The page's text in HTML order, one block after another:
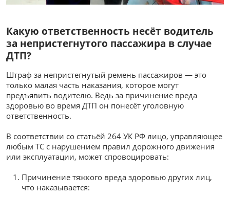
Какую ответственность несёт водитель
за непристегнутого пассажира в случае
ДТП?
Штраф за непристегнутый ремень пассажиров — это
только малая часть наказания, которое могут
предъявить водителю. Ведь за причинение вреда
здоровью во время ДТП он понесёт уголовную
ответственность.
В соответствии со статьёй 264 УК РФ лицо, управляющее
любым ТС с нарушением правил дорожного движения
или эксплуатации, может спровоцировать:
Причинение тяжкого вреда здоровью других лиц,
что наказывается: